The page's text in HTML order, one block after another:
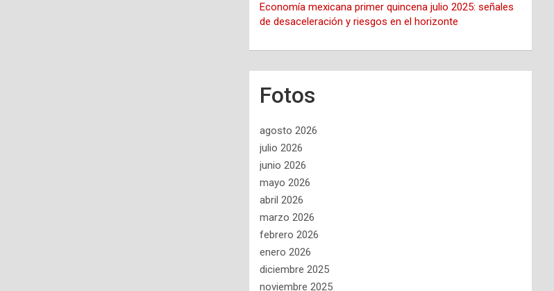
Economía mexicana primer quincena julio 2025: señales
de desaceleración y riesgos en el horizonte
Fotos
agosto 2026
julio 2026
junio 2026
mayo 2026
abril 2026
marzo 2026
febrero 2026
enero 2026
diciembre 2025
noviembre 2025